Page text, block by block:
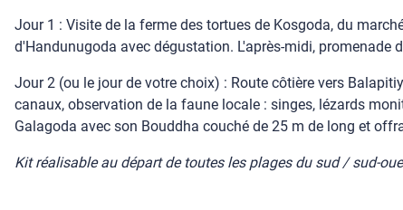
Jour 1 : Visite de la ferme des tortues de Kosgoda, du
d'Handunugoda avec dégustation. L'après-midi, promenade
Jour 2 (ou le jour de votre choix) : Route côtière vers
canaux, observation de la faune locale : singes, lézards
Galagoda avec son Bouddha couché de 25 m de long et
Kit réalisable au départ de toutes les plages du sud / sud-